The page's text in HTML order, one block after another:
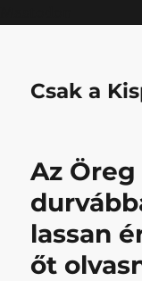
Csak a
Az
lassan
őt